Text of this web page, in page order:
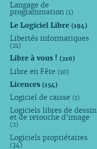
Langage de
programmation (1)
Le Logiciel Libre (194)
Libertés informatiques
(21)
Libre à vous ! (210)
Libre en Fête (10)
Licences (154)
Logiciel de caisse (1)
Logiciels libres de dessin
et de retouche d’image
(2)
Logiciels propriétaires
(34)